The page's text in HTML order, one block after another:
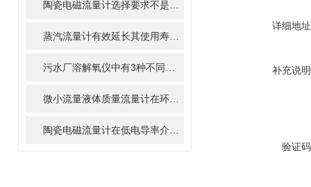
详细地
补充说
验证